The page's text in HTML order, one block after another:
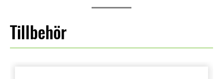
Tillbehör